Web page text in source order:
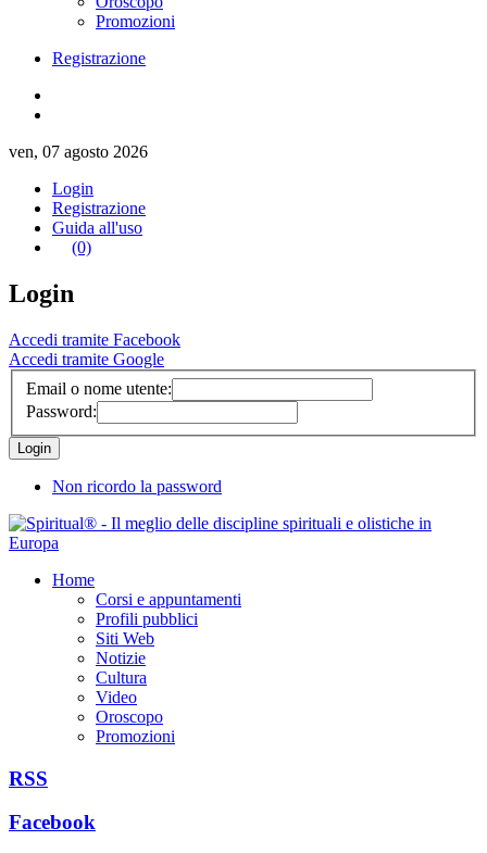
Promozioni
Registrazione
ven, 07 agosto 2026
Login
Registrazione
Guida all'uso
(0)
Login
Accedi tramite Facebook
Accedi tramite Google
Email o nome utente:
Password:
Non ricordo la password
Home
Corsi e appuntamenti
Profili pubblici
Siti Web
Notizie
Cultura
Video
Oroscopo
Promozioni
RSS
Facebook